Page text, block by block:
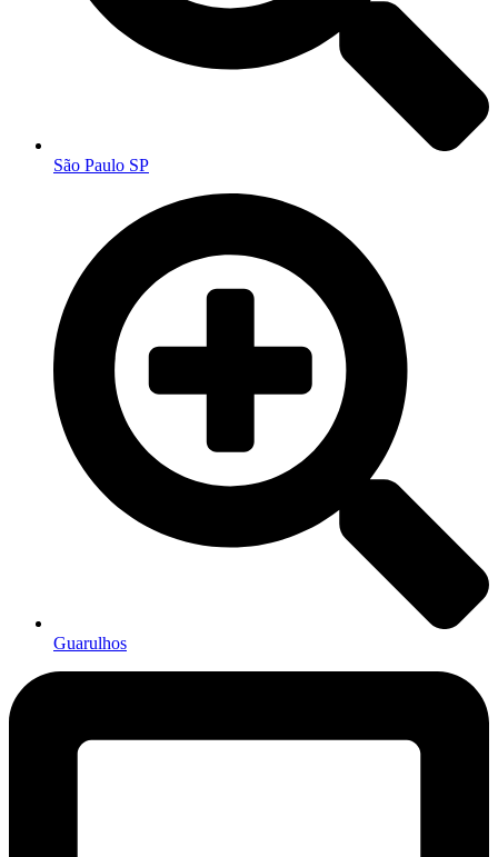
São Paulo SP
Guarulhos